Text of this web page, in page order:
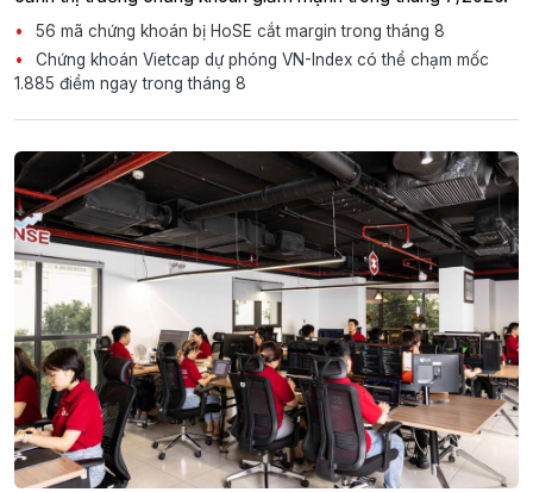
56 mã chứng khoán bị HoSE cắt margin trong tháng 8
Chứng khoán Vietcap dự phóng VN-Index có thể chạm mốc
1.885 điểm ngay trong tháng 8